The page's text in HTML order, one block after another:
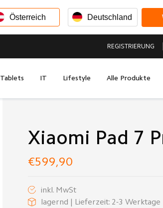
Österreich Deutschland
REGISTRIERUNG
Tablets IT Lifestyle Alle Produkte
Xiaomi Pad 7
€599,90
inkl. MwSt
lagernd | Lieferzeit: 2-3 Werktage